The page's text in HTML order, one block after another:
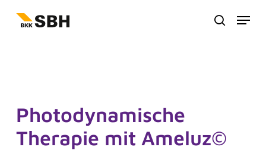
Hauptinhalt
suche
Menu
Photodynamische
Therapie mit Ameluz©